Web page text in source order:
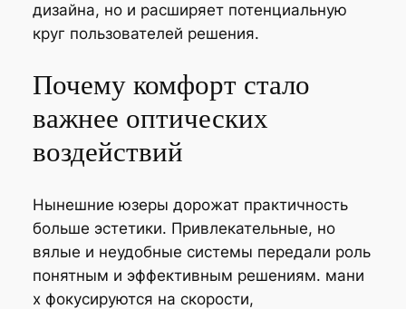
дизайна, но и расширяет потенциальную
круг пользователей решения.
Почему комфорт стало
важнее оптических
воздействий
Нынешние юзеры дорожат практичность
больше эстетики. Привлекательные, но
вялые и неудобные системы передали роль
понятным и эффективным решениям. мани
х фокусируются на скорости,